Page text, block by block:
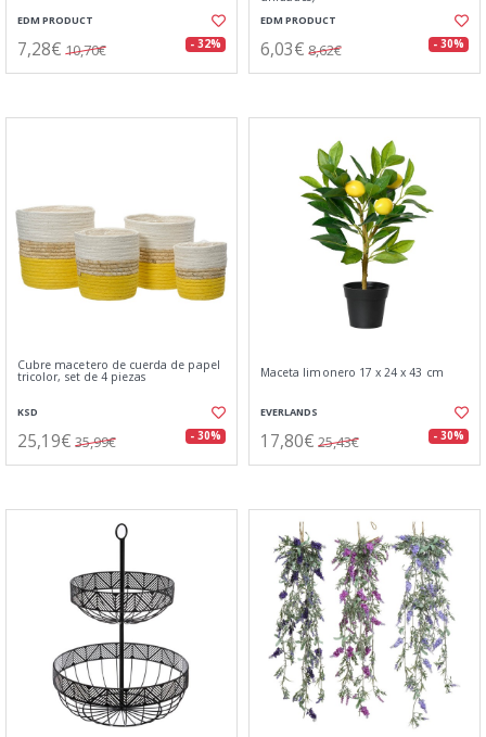
EDM PRODUCT
7,28€ 10,70€ - 32%
EDM PRODUCT
6,03€ 8,62€ - 30%
Cubre macetero de cuerda de papel
tricolor, set de 4 piezas
KSD
25,19€ 35,99€ - 30%
Maceta limonero 17 x 24 x 43 cm
EVERLANDS
17,80€ 25,43€ - 30%